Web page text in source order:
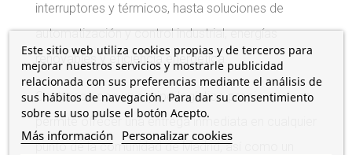
interruptores y térmicos, hasta soluciones de
automatización y control industrial, energías
renovables y eficiencia energética.
Contamos con un equipo logístico propio que nos
permite ofrecer una entrega inmediata en cualquier
punto de la comunidad de Madrid, así como un
Este sitio web utiliza cookies propias y de terceros para
mejorar nuestros servicios y mostrarle publicidad
relacionada con sus preferencias mediante el análisis de
sus hábitos de navegación. Para dar su consentimiento
sobre su uso pulse el botón Acepto.
Más información Personalizar cookies